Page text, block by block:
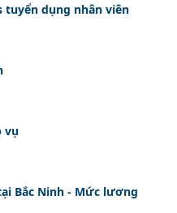
tuyển dụng nhân viên
vụ
Bắc Ninh - Mức lương